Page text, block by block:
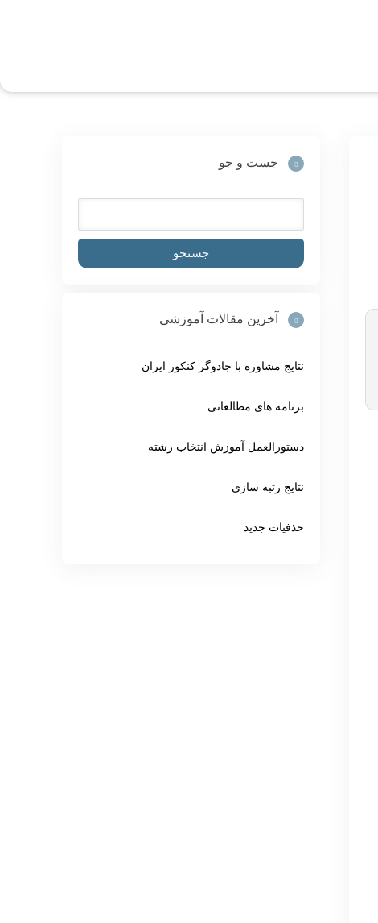
جست و جو
آخرین مقالات آموزشی
نتایج مشاوره با جادوگر کنکور ایران
برنامه های مطالعاتی
دستورالعمل آموزش انتخاب رشته
نتایج رتبه سازی
حذفیات جدید